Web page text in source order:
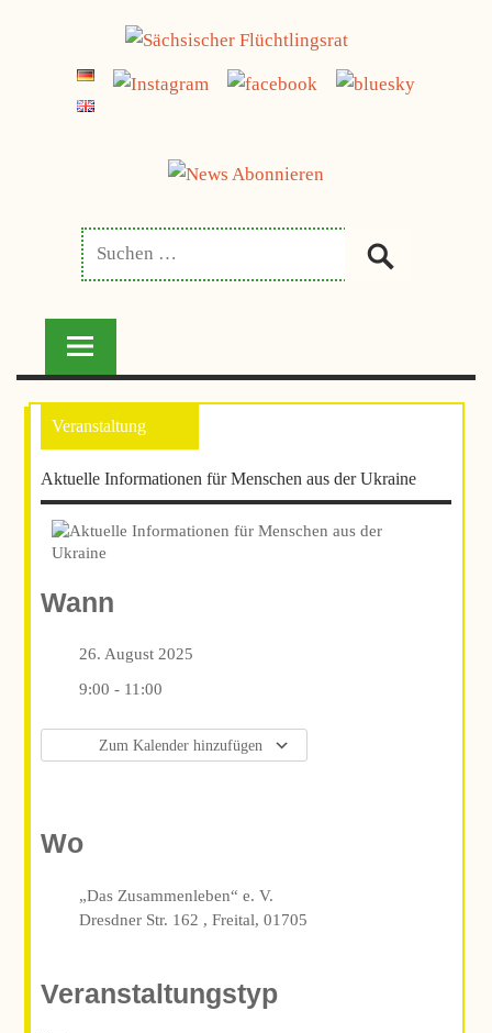
FLÜCHTLINGSRAT
Aktuelle Informationen für Menschen aus der Ukraine
Wann
26. August 2025
9:00 - 11:00
Zum Kalender hinzufügen
Wo
„Das Zusammenleben“ e. V.
Dresdner Str. 162 , Freital, 01705
Veranstaltungstyp